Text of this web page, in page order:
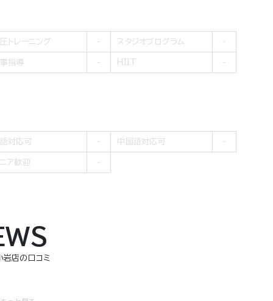
トレーニング スタジオプログラム
指導 HIIT
対応可 中国語対応可
ア歓迎
岩店の口コミ